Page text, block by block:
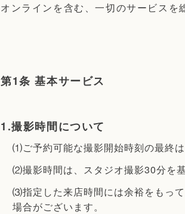
オンラインを含む、一切のサービスを
第1条 基本サービス
1.撮影時間について
⑴ご予約可能な撮影開始時刻の最終
⑵撮影時間は、スタジオ撮影30分を
⑶指定した来店時間には余裕をもっ
場合がございます。